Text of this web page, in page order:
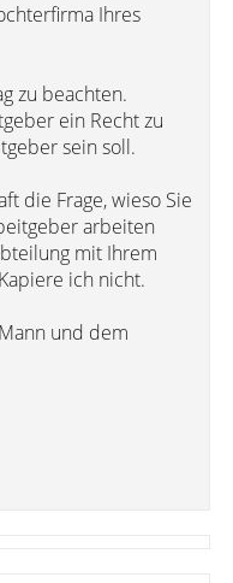
Ihres
zu beachten.
ein Recht zu
sein soll.
die Frage, wieso Sie
arbeiten
mit Ihrem
ich nicht.
und dem